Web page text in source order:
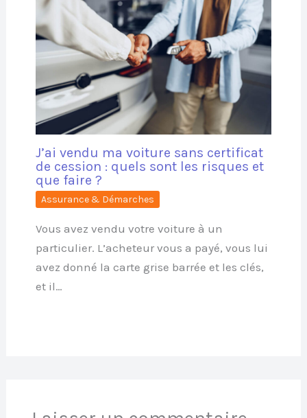
J’ai vendu ma voiture sans certificat
de cession : quels sont les risques et
que faire ?
Assurance & Démarches
Vous avez vendu votre voiture à un
particulier. L’acheteur vous a payé, vous lui
avez donné la carte grise barrée et les clés,
et il…